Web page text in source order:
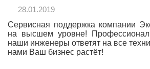
28.01.2019
Сервисная поддержка компании
на высшем уровне!
наши инженеры ответят на все
нами Ваш бизнес растёт!